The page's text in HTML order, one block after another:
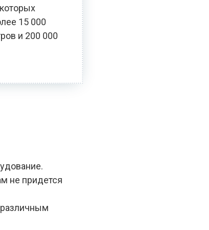
15 000
и 200 000
не придется
различным